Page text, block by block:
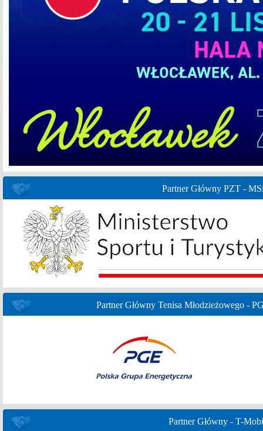
Partner Główny PZT -
Partner Główny Tenisa Młodzieżowego -
Partner Główny - T-